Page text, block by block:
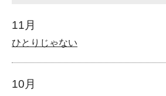
11月
ひとりじゃない
10月